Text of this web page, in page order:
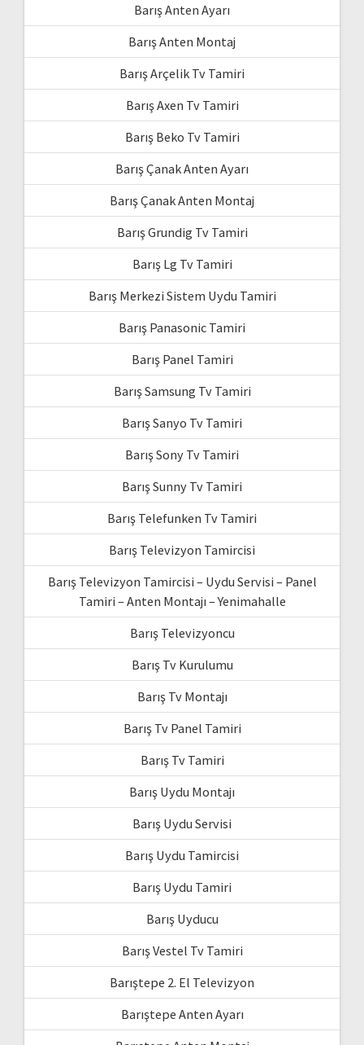
Barış Anten Ayarı
Barış Anten Montaj
Barış Arçelik Tv Tamiri
Barış Axen Tv Tamiri
Barış Beko Tv Tamiri
Barış Çanak Anten Ayarı
Barış Çanak Anten Montaj
Barış Grundig Tv Tamiri
Barış Lg Tv Tamiri
Barış Merkezi Sistem Uydu Tamiri
Barış Panasonic Tamiri
Barış Panel Tamiri
Barış Samsung Tv Tamiri
Barış Sanyo Tv Tamiri
Barış Sony Tv Tamiri
Barış Sunny Tv Tamiri
Barış Telefunken Tv Tamiri
Barış Televizyon Tamircisi
Barış Televizyon Tamircisi – Uydu Servisi – Panel
Tamiri – Anten Montajı – Yenimahalle
Barış Televizyoncu
Barış Tv Kurulumu
Barış Tv Montajı
Barış Tv Panel Tamiri
Barış Tv Tamiri
Barış Uydu Montajı
Barış Uydu Servisi
Barış Uydu Tamircisi
Barış Uydu Tamiri
Barış Uyducu
Barış Vestel Tv Tamiri
Barıştepe 2. El Televizyon
Barıştepe Anten Ayarı